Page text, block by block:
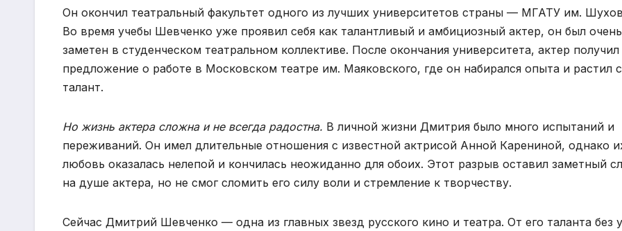
Он окончил театральный факультет одного из лучших университетов страны — МГАТУ им.
Во время учебы Шевченко уже проявил себя как талантливый и амбициозный актер, он был очень
заметен в студенческом театральном коллективе. После окончания университета, актер получил
предложение о работе в Московском театре им. Маяковского, где он набирался опыта и растил
талант.
Но жизнь актера сложна и не всегда радостна. В личной жизни Дмитрия было много испытаний и
переживаний. Он имел длительные отношения с известной актрисой Анной Карениной, однако
любовь оказалась нелепой и кончилась неожиданно для обоих. Этот разрыв оставил заметный
на душе актера, но не смог сломить его силу воли и стремление к творчеству.
Сейчас Дмитрий Шевченко — одна из главных звезд русского кино и театра. От его таланта без